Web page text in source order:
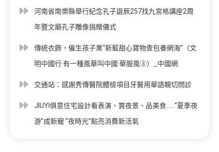
河南省南樂縣舉行紀念孔子誕辰257找九宮格講座2周
年暨文廟孔子雕像捐贈儀式
傳統衣飾，催生孩子業“新藍甜心寶物查包養網海”（文
明中國行·有一種風華叫中國·華服風③）_中國網
交通站：感謝秀傳醫院體檢項目牙醫用華語親切問診
JIUYI俱意住宅設計看表演、賞夜景、品美食……“夏季夜
游”成新寵 “夜時光”點亮消費新活氣